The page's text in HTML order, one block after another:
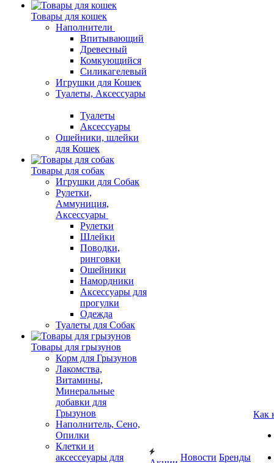
Товары для кошек
Наполнители
Впитывающий
Древесный
Комкующийся
Силикагелевый
Игрушки для Кошек
Туалеты, Аксессуары
Туалеты
Аксессуары
Ошейники, шлейки
для Кошек
Товары для собак
Игрушки для Собак
Рулетки,
Аммуниция,
Аксессуары
Рулетки
Шлейки
Поводки,
ринговки
Ошейники
Намордники
Аксессуары для
прогулки
Одежда
Туалеты для Собак
Товары для грызунов
Корм для Грызунов
Лакомства,
Витамины,
Минеральные
добавки для
Грызунов
Наполнитель, Сено,
Опилки
Клетки и
аксессеуары для
Новости Бренды
Как